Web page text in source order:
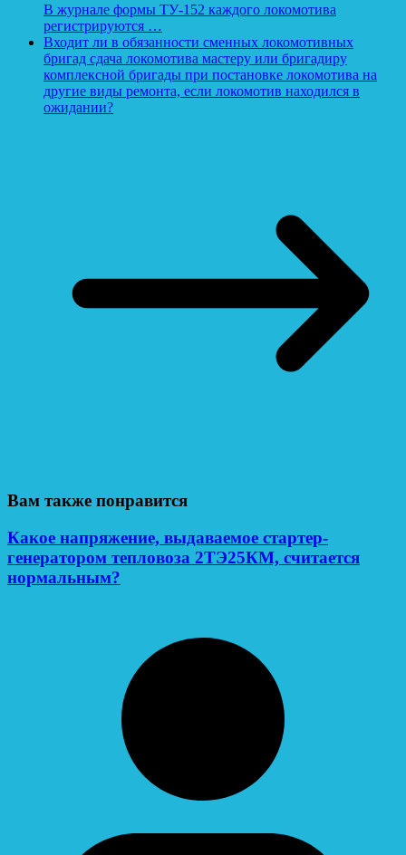
В журнале формы ТУ-152 каждого локомотива
регистрируются …
Входит ли в обязанности сменных локомотивных
бригад сдача локомотива мастеру или бригадиру
комплексной бригады при постановке локомотива на
другие виды ремонта, если локомотив находился в
ожидании?
Вам также понравится
Какое напряжение, выдаваемое стартер-
генератором тепловоза 2ТЭ25КМ, считается
нормальным?